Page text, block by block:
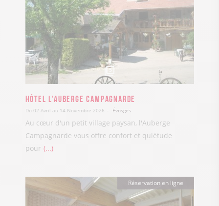
5
Hôtel L’Auberge Campagnarde
Du 02 Avril au 14 Novembre 2026 Évosges
Au cœur d'un petit village paysan, l'Auberge
Campagnarde vous offre confort et quiétude
pour ...
Réservation en ligne